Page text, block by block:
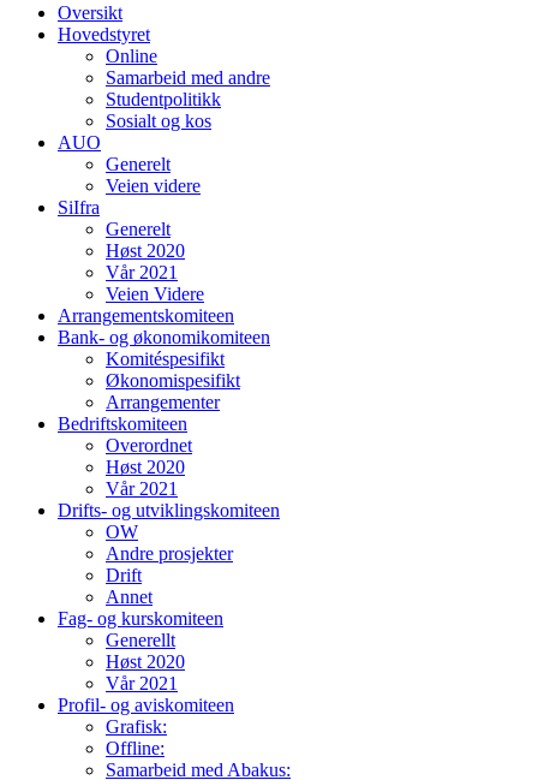
Oversikt
Hovedstyret
Online
Samarbeid med andre
Studentpolitikk
Sosialt og kos
AUO
Generelt
Veien videre
SiIfra
Generelt
Høst 2020
Vår 2021
Veien Videre
Arrangementskomiteen
Bank- og økonomikomiteen
Komitéspesifikt
Økonomispesifikt
Arrangementer
Bedriftskomiteen
Overordnet
Høst 2020
Vår 2021
Drifts- og utviklingskomiteen
OW
Andre prosjekter
Drift
Annet
Fag- og kurskomiteen
Generellt
Høst 2020
Vår 2021
Profil- og aviskomiteen
Grafisk:
Offline:
Samarbeid med Abakus: